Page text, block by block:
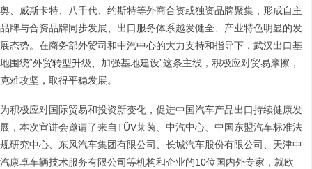
奥、威斯卡特、八千代、约斯特等外商合资或独资品牌聚集，形成自主
品牌与合资品牌同步发展、出口服务体系越发健全、产业特色明显的发
展态势。在商务部外贸司和中汽中心的大力支持和指导下，武汉出口基
地围绕“外贸转型升级、加强基地建设”这条主线，积极应对贸易摩擦，
克难攻坚，取得平稳发展。
为积极应对国际贸易和投资新变化，促进中国汽车产品出口持续健康发
展，本次宣讲会邀请了来自TÜV莱茵、中汽中心、中国东盟汽车标准法
规研究中心、东风汽车集团有限公司、长城汽车股份有限公司、天津中
汽康卓车辆技术服务有限公司等机构和企业的10位国内外专家，就欧